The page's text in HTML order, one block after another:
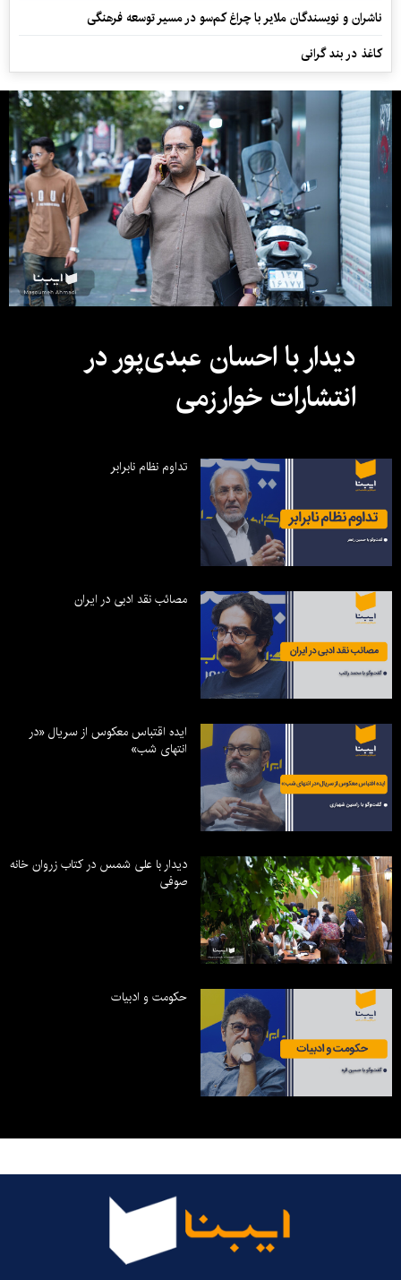
ناشران و نویسندگان ملایر با چراغ کم‌سو در مسیر توسعه فرهنگی
کاغذ در بند گرانی
دیدار با احسان عبدی‌پور در
انتشارات خوارزمی
تداوم نظام نابرابر
مصائب نقد ادبی در ایران
ایده اقتباس معکوس از سریال «در
انتهای شب»
دیدار با علی شمس در کتاب زروان خانه
صوفی
حکومت و ادبیات